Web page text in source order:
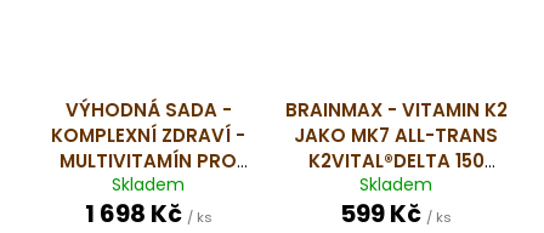
VÝHODNÁ SADA -
KOMPLEXNÍ ZDRAVÍ -
MULTIVITAMÍN PRO
MUŽE A PRO ŽENU, 2 X
90 KAPSLÍ
Skladem
1 698 Kč / ks
BRAINMAX - VITAMIN K2
JAKO MK7 ALL-TRANS
K2VITAL®DELTA 150
MCG, 100 ROSTLINNÝCH
KAPSLÍVYSOCE
Skladem
599 Kč / ks